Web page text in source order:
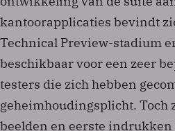
kantoorapplicaties bevindt
Technical Preview-stadium
beschikbaar voor een zeer
testers die zich hebben
geheimhoudingsplicht. Toch
beelden en eerste indrukken